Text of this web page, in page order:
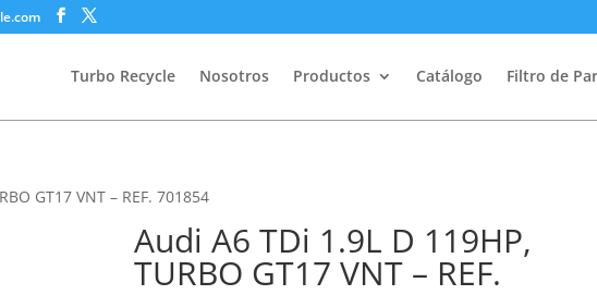
Turbo Recycle Nosotros Productos Catálogo Filtro de
GT17 VNT – REF. 701854
Audi A6 TDi 1.9L D 119HP,
TURBO GT17 VNT – REF.